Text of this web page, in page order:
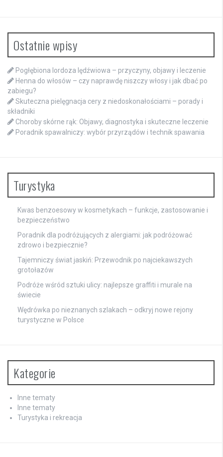
Ostatnie wpisy
Pogłębiona lordoza lędźwiowa – przyczyny, objawy i leczenie
Henna do włosów – czy naprawdę niszczy włosy i jak dbać po
zabiegu?
Skuteczna pielęgnacja cery z niedoskonałościami – porady i
składniki
Choroby skórne rąk: Objawy, diagnostyka i skuteczne leczenie
Poradnik spawalniczy: wybór przyrządów i technik spawania
Turystyka
Kwas benzoesowy w kosmetykach – funkcje, zastosowanie i
bezpieczeństwo
Poradnik dla podróżujących z alergiami: jak podróżować
zdrowo i bezpiecznie?
Tajemniczy świat jaskiń: Przewodnik po najciekawszych
grotołazów
Podróże wśród sztuki ulicy: najlepsze graffiti i murale na
świecie
Wędrówka po nieznanych szlakach – odkryj nowe rejony
turystyczne w Polsce
Kategorie
Inne tematy
Inne tematy
Turystyka i rekreacja